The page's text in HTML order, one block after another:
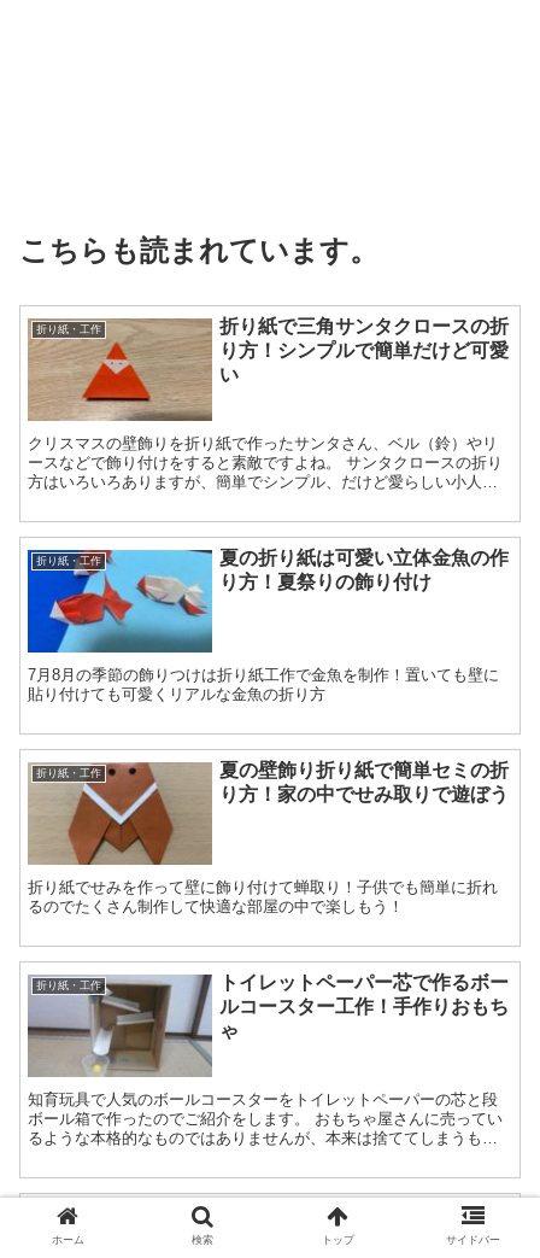
こちらも読まれています。
折り紙・工作
折り紙で三角サンタクロースの折
り方！シンプルで簡単だけど可愛
い
クリスマスの壁飾りを折り紙で作ったサンタさん、ベル（鈴）やリ
ースなどで飾り付けをすると素敵ですよね。 サンタクロースの折り
方はいろいろありますが、簡単でシンプル、だけど愛らしい小人み
折り紙・工作
夏の折り紙は可愛い立体金魚の作
り方！夏祭りの飾り付け
7月8月の季節の飾りつけは折り紙工作で金魚を制作！置いても壁に
貼り付けても可愛くリアルな金魚の折り方
折り紙・工作
夏の壁飾り折り紙で簡単セミの折
り方！家の中でせみ取りで遊ぼう
折り紙でせみを作って壁に飾り付けて蝉取り！子供でも簡単に折れ
るのでたくさん制作して快適な部屋の中で楽しもう！
折り紙・工作
トイレットペーパー芯で作るボー
ルコースター工作！手作りおもち
ゃ
知育玩具で人気のボールコースターをトイレットペーパーの芯と段
ボール箱で作ったのでご紹介をします。 おもちゃ屋さんに売ってい
るような本格的なものではありませんが、本来は捨ててしまうもの
折り紙・工作
折り紙で一番簡単なあさがおの折
り方！壁面の飾り付けに手作り壁
ホーム 検索 トップ サイドバー